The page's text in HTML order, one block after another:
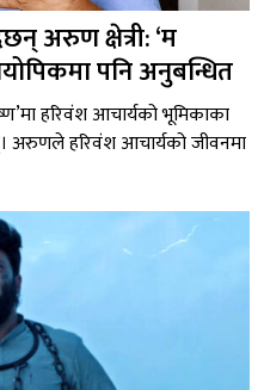
अरुण क्षेत्री: ‘म
पनि अनुबन्धित
हरिवंश आचार्यको भूमिकाका
अरुणले हरिवंश आचार्यको जीवनमा